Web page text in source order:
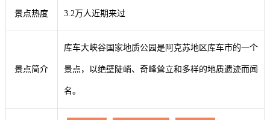
景点热度 3.2万人近期来过
景点简介
库车大峡谷国家地质公园是阿克苏地区库车市的一个
景点，以绝壁陡峭、奇峰耸立和多样的地质遗迹而闻
名。